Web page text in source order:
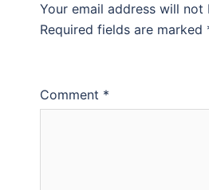
Your email address will not
Required fields are marked
Comment *